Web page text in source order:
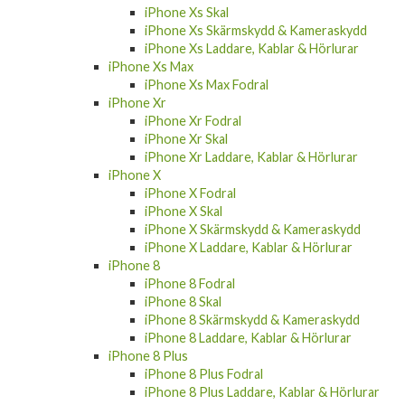
iPhone Xs Skal
iPhone Xs Skärmskydd & Kameraskydd
iPhone Xs Laddare, Kablar & Hörlurar
iPhone Xs Max
iPhone Xs Max Fodral
iPhone Xr
iPhone Xr Fodral
iPhone Xr Skal
iPhone Xr Laddare, Kablar & Hörlurar
iPhone X
iPhone X Fodral
iPhone X Skal
iPhone X Skärmskydd & Kameraskydd
iPhone X Laddare, Kablar & Hörlurar
iPhone 8
iPhone 8 Fodral
iPhone 8 Skal
iPhone 8 Skärmskydd & Kameraskydd
iPhone 8 Laddare, Kablar & Hörlurar
iPhone 8 Plus
iPhone 8 Plus Fodral
iPhone 8 Plus Laddare, Kablar & Hörlurar